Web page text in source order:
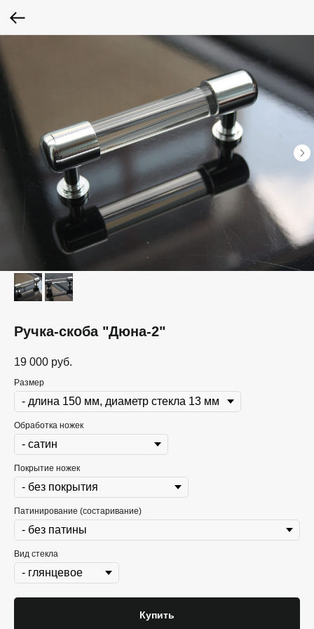
Ручка-скоба "Дюна-2"
19 000 руб.
Размер
Обработка ножек
Покрытие ножек
Патинирование (состаривание)
Вид стекла
Купить